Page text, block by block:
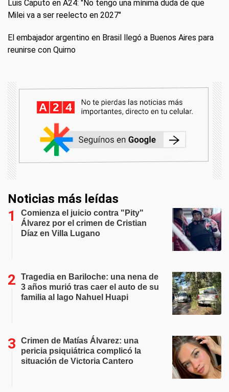
Luis Caputo en A24: "No tengo una mínima duda de que
Milei va a ser reelecto en 2027"
El embajador argentino en Brasil llegó a Buenos Aires para
reunirse con Quirno
Noticias más leídas
Comienza el juicio contra "Pity"
Álvarez por el crimen de Cristian
Díaz en Villa Lugano
Tragedia en Bariloche: una nena de
3 años murió tras caer el auto de su
familia al lago Nahuel Huapi
Crimen de Matías Álvarez: una
pericia psiquiátrica complicó la
situación de Victoria Cantero